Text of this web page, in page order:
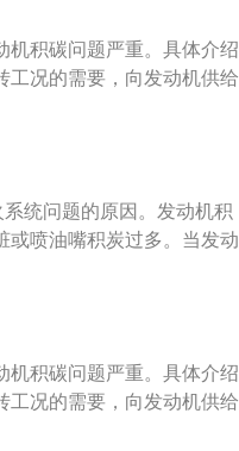
很多的进气歧管或各种
混合气体的浓度过高或者过
状；解决办法：更换发动
有部分堵塞，使冷车怠速
过多的污垢和积碳。比如
进气量，造成混合气体的
理发动机周围的积碳，定
查并检修关键元器件；7、
怠速控制阀的开启进行控
动机怠速时动力忽高忽低，
检查，个人车主无法解决此
8、燃油系统堵塞或故
机积碳问题严重。具体介绍
工况的需要，向发动机供给
出现问题，那么汽油的质
通过更换质量更好的燃
统问题的原因。发动机积
或喷油嘴积炭过多。当发动
碳大量吸收，导致冷启动
真空吸力吸入汽缸内燃
造成冷启动后怠速抖动。
会影响冷启动的顺利与
线圈的工作状况，点火系
现象。
机积碳问题严重。具体介绍
工况的需要，向发动机供给
出现问题，那么汽油的质